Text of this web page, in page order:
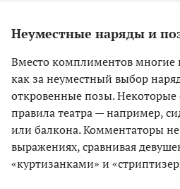
Неуместные наряды и
Вместо комплиментов многие
как за неуместный выбор
откровенные позы.
правила театра — например,
или балкона. Комментаторы не
выражениях, сравнивая
«куртизанками» и